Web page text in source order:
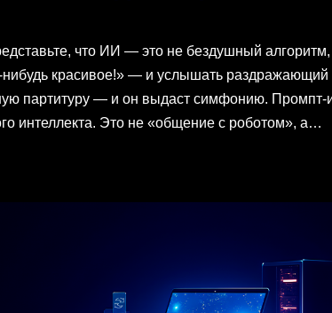
что ИИ — это не бездушный
нибудь красивое!» — и услышать
партитуру — и он выдаст симфонию. Промпт-
интеллекта. Это не «общение с роботом», а…